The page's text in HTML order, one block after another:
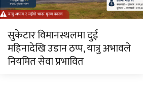
सुकेटार विमानस्थलमा दुई
महिनादेखि उडान ठप्प, यात्रु अभावले
नियमित सेवा प्रभावित